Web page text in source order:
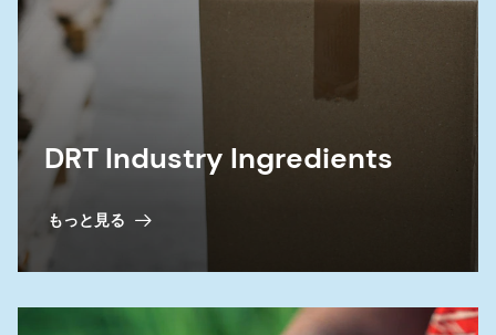
DRT Industry Ingredients
もっと見る